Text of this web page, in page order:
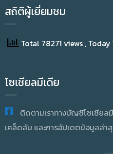
สถิติผู้เยี่ยมชม
Total 78271 views , Today
โซเชียลมีเดีย
ติดตามเราทางบัญชีโซเชียล
เคล็ดลับ และการอัปเดตข้อมูลล่า